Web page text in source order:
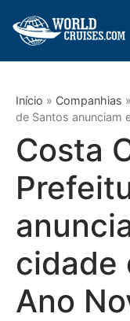
Início » Companhias »
de Santos anunciam
Costa
cidade
Ano